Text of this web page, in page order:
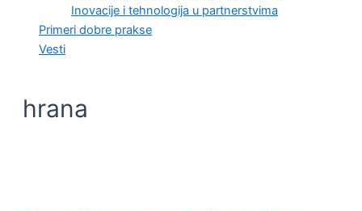
Inovacije i tehnologija u partnerstvima
Primeri dobre prakse
Vesti
hrana